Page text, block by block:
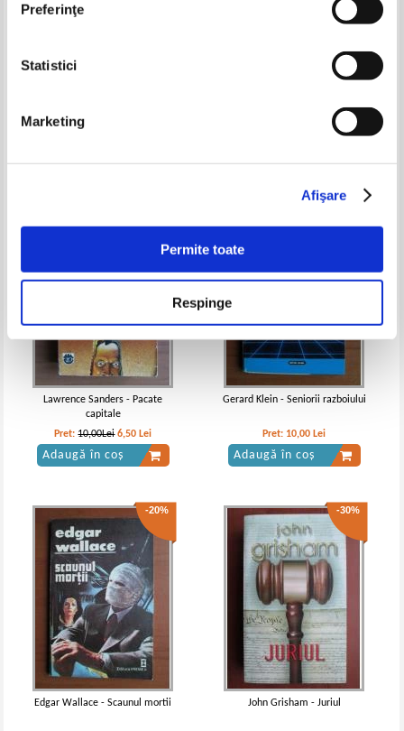
Preferinţe
Statistici
Marketing
Afişare
Permite toate
Respinge
Pret:10,00Lei Lei
Lawrence Sanders - Pacate
capitale
Pret:10,00Lei 6,50 Lei
Adaugă în coș
Gerard Klein - Seniorii razboiului
Pret: 10,00 Lei
Adaugă în coș
-20%
Edgar Wallace - Scaunul mortii
-30%
John Grisham - Juriul